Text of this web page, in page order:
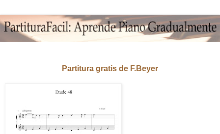
Partitura gratis de F.Beyer